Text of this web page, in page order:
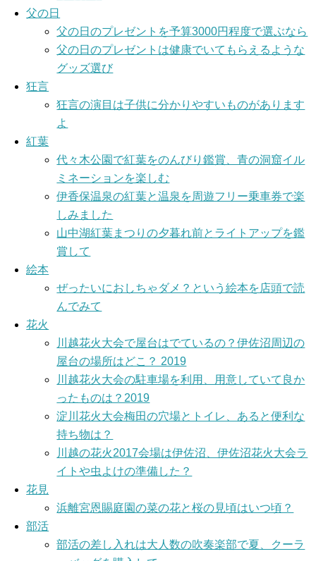
父の日
父の日のプレゼントを予算3000円程度で選ぶなら
父の日のプレゼントは健康でいてもらえるような
グッズ選び
狂言
狂言の演目は子供に分かりやすいものがあります
よ
紅葉
代々木公園で紅葉をのんびり鑑賞、青の洞窟イル
ミネーションを楽しむ
伊香保温泉の紅葉と温泉を周遊フリー乗車券で楽
しみました
山中湖紅葉まつりの夕暮れ前とライトアップを鑑
賞して
絵本
ぜったいにおしちゃダメ？という絵本を店頭で読
んでみて
花火
川越花火大会で屋台はでているの？伊佐沼周辺の
屋台の場所はどこ？ 2019
川越花火大会の駐車場を利用、用意していて良か
ったものは？2019
淀川花火大会梅田の穴場とトイレ、あると便利な
持ち物は？
川越の花火2017会場は伊佐沼、伊佐沼花火大会ラ
イトや虫よけの準備した？
花見
浜離宮恩賜庭園の菜の花と桜の見頃はいつ頃？
部活
部活の差し入れは大人数の吹奏楽部で夏、クーラ